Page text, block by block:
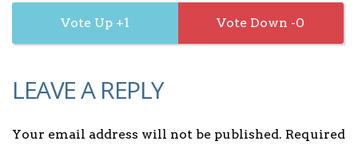
1 0
LEAVE A REPLY
Your email address will not be published. Required